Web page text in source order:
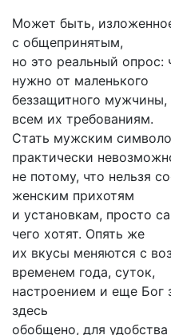
Может быть,
с общепринятым,
но это реальный
нужно от маленького
беззащитного мужчины,
всем их требованиям.
Стать мужским
практически
не потому, что нельзя
женским прихотям
и установкам, просто
чего хотят. Опять же
их вкусы меняются с
временем года, суток,
настроением и еще Бог
здесь
обобщено, для удобства